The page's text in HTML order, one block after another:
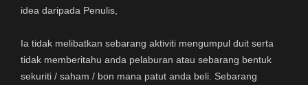
idea daripada Penulis,
Ia tidak melibatkan sebarang aktiviti mengumpul duit serta
tidak memberitahu anda pelaburan atau sebarang bentuk
sekuriti / saham / bon mana patut anda beli. Sebarang